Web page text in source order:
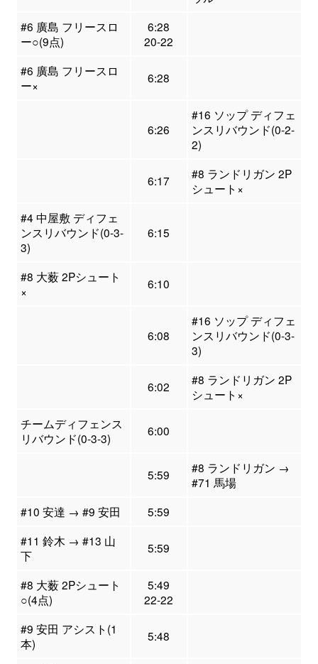
#6 廣島 フリースロ
ー○(9点)
6:28
20-22
#6 廣島 フリースロ
ー×
6:28
6:26
#16 ソップ ディフェ
ンスリバウンド(0-2-
2)
6:17
#8 ランドリガン 2P
シュート×
#4 中屋敷 ディフェ
ンスリバウンド(0-3-
3)
6:15
#8 大薮 2Pシュート
×
6:10
6:08
#16 ソップ ディフェ
ンスリバウンド(0-3-
3)
6:02
#8 ランドリガン 2P
シュート×
チームディフェンス
リバウンド(0-3-3)
6:00
5:59
#8 ランドリガン →
#71 馬場
#10 安達 → #9 安田
5:59
#11 鈴木 → #13 山
下
5:59
#8 大薮 2Pシュート
○(4点)
5:49
22-22
#9 安田 アシスト(1
本)
5:48